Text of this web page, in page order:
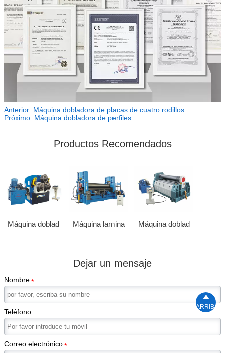
Anterior: Máquina dobladora de placas de cuatro rodillos
Próximo: Máquina dobladora de perfiles
Productos Recomendados
Máquina doblad Máquina lamina Máquina doblad
Dejar un mensaje
Nombre*
Teléfono
Correo electrónico*

ARRIBA